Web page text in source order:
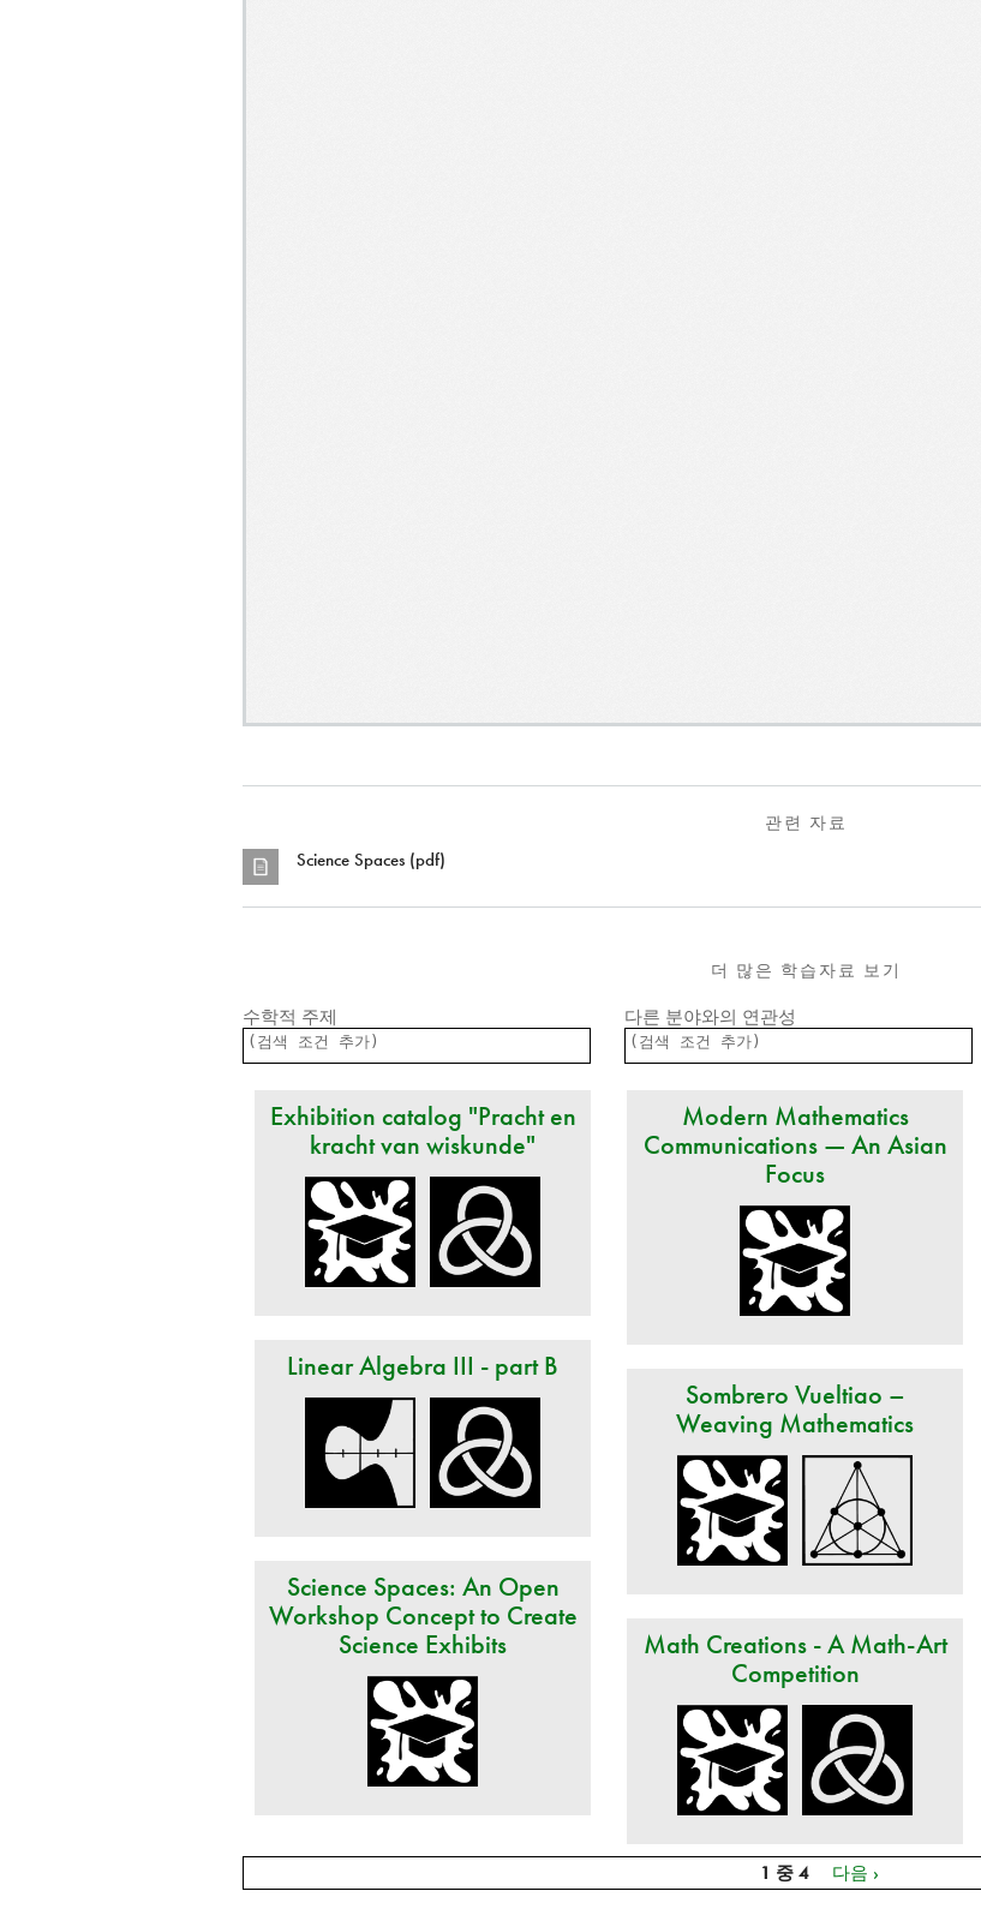
관련 자료
Science Spaces (pdf)
더 많은 학습자료 보기
수학적 주제 다른 분야와의 연관성
Exhibition catalog "Pracht en
kracht van wiskunde"
Modern Mathematics
Communications — An Asian
Focus
Linear Algebra III - part B
Sombrero Vueltiao –
Weaving Mathematics
Science Spaces: An Open
Workshop Concept to Create
Science Exhibits
Math Creations - A Math-Art
Competition
1 중 4 다음 ›